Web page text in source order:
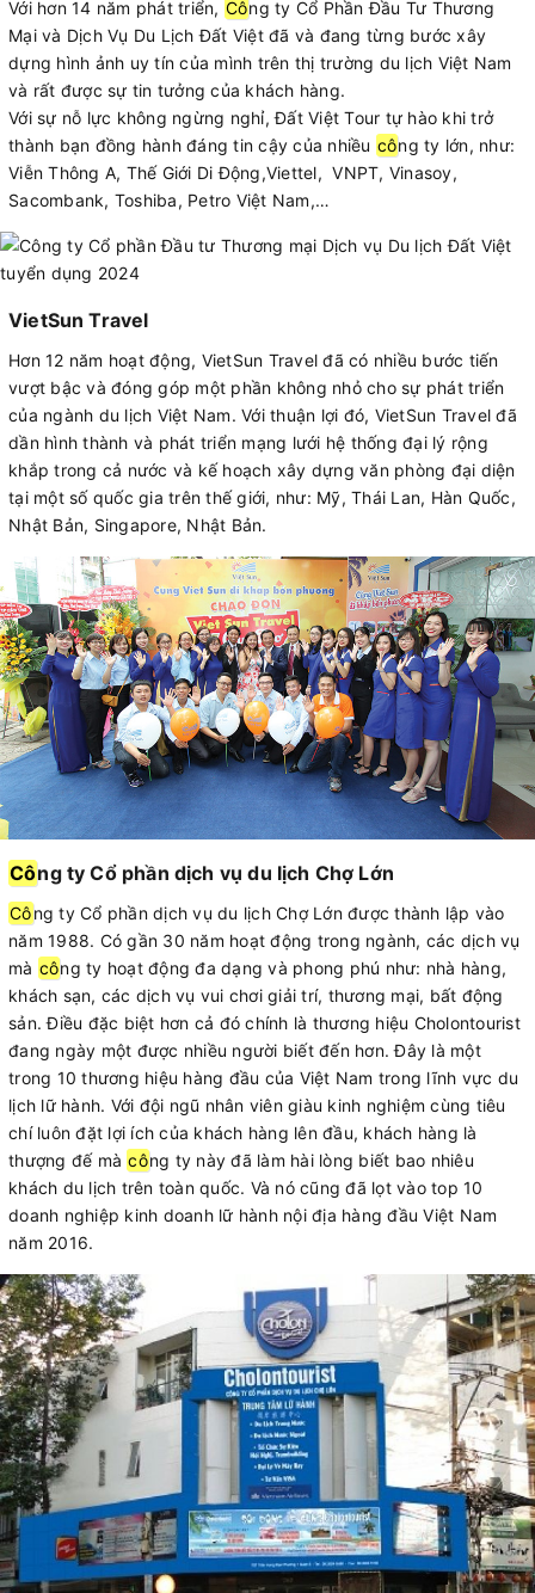
Với hơn 14 năm phát triển, Công ty Cổ Phần Đầu Tư Thương
Mại và Dịch Vụ Du Lịch Đất Việt đã và đang từng bước xây
dựng hình ảnh uy tín của mình trên thị trường du lịch Việt Nam
và rất được sự tin tưởng của khách hàng.
Với sự nỗ lực không ngừng nghỉ, Đất Việt Tour tự hào khi trở
thành bạn đồng hành đáng tin cậy của nhiều công ty lớn, như:
Viễn Thông A, Thế Giới Di Động,Viettel, VNPT, Vinasoy,
Sacombank, Toshiba, Petro Việt Nam,…
VietSun Travel
Hơn 12 năm hoạt động, VietSun Travel đã có nhiều bước tiến
vượt bậc và đóng góp một phần không nhỏ cho sự phát triển
của ngành du lịch Việt Nam. Với thuận lợi đó, VietSun Travel đã
dần hình thành và phát triển mạng lưới hệ thống đại lý rộng
khắp trong cả nước và kế hoạch xây dựng văn phòng đại diện
tại một số quốc gia trên thế giới, như: Mỹ, Thái Lan, Hàn Quốc,
Nhật Bản, Singapore, Nhật Bản.
Công ty Cổ phần dịch vụ du lịch Chợ Lớn
Công ty Cổ phần dịch vụ du lịch Chợ Lớn được thành lập vào
năm 1988. Có gần 30 năm hoạt động trong ngành, các dịch vụ
mà công ty hoạt động đa dạng và phong phú như: nhà hàng,
khách sạn, các dịch vụ vui chơi giải trí, thương mại, bất động
sản. Điều đặc biệt hơn cả đó chính là thương hiệu Cholontourist
đang ngày một được nhiều người biết đến hơn. Đây là một
trong 10 thương hiệu hàng đầu của Việt Nam trong lĩnh vực du
lịch lữ hành. Với đội ngũ nhân viên giàu kinh nghiệm cùng tiêu
chí luôn đặt lợi ích của khách hàng lên đầu, khách hàng là
thượng đế mà công ty này đã làm hài lòng biết bao nhiêu
khách du lịch trên toàn quốc. Và nó cũng đã lọt vào top 10
doanh nghiệp kinh doanh lữ hành nội địa hàng đầu Việt Nam
năm 2016.